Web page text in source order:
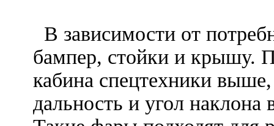
В зависимости от
бампер, стойки и крышу.
кабина спецтехники
дальность и угол наклона